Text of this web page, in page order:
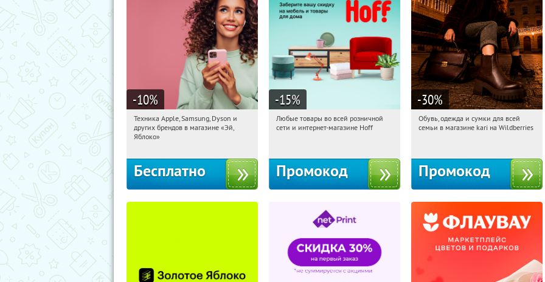
-10%
02:42:47
Получи первым!
Багратионовская
Техника Apple, Samsung, Dyson и
других брендов в магазине «Эй,
Яблоко»
Бесплатно
-15%
02:42:47 Получили:
Любые товары во всей розничной
сети и интернет-магазине Hoff
Промокод
-30%
02:42:47 Получили:
Обувь, одежда и сумки для всей
семьи в магазине kari на Wildberries
Промокод